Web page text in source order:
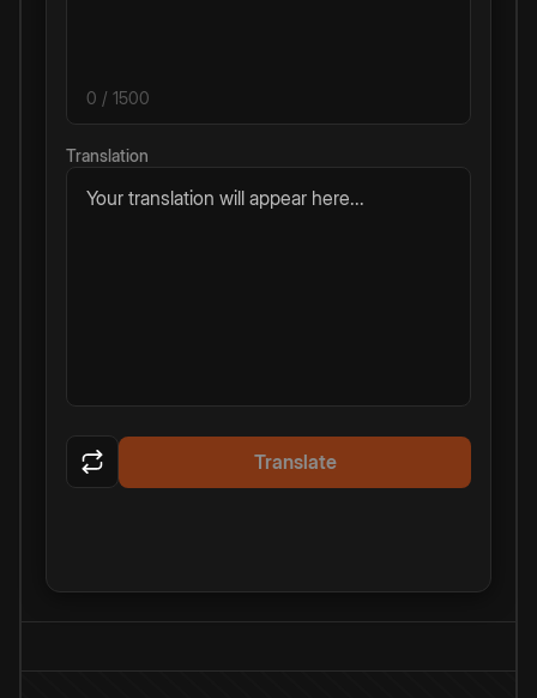
0 / 1500
Translation
Your translation will appear here...
Translate